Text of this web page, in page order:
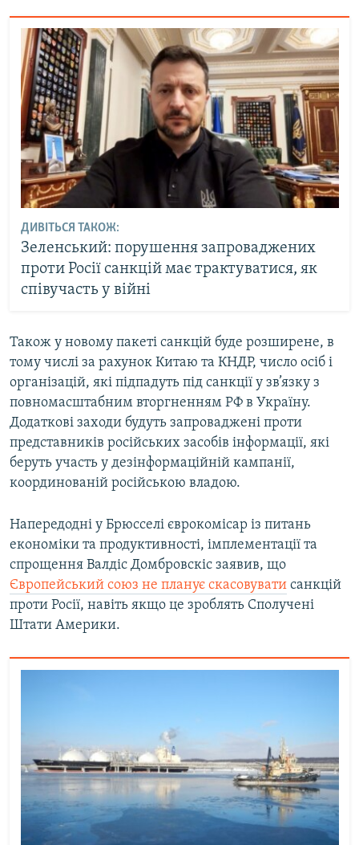
ДИВІТЬСЯ ТАКОЖ:
Зеленський: порушення запроваджених
проти Росії санкцій має трактуватися, як
співучасть у війні
Також у новому пакеті санкцій буде розширене, в
тому числі за рахунок Китаю та КНДР, число осіб і
організацій, які підпадуть під санкції у зв’язку з
повномасштабним вторгненням РФ в Україну.
Додаткові заходи будуть запроваджені проти
представників російських засобів інформації, які
беруть участь у дезінформаційній кампанії,
координованій російською владою.
Напередодні у Брюсселі єврокомісар із питань
економіки та продуктивності, імплементації та
спрощення Валдіс Домбровскіс заявив, що
Європейський союз не планує скасовувати санкцій
проти Росії, навіть якщо це зроблять Сполучені
Штати Америки.